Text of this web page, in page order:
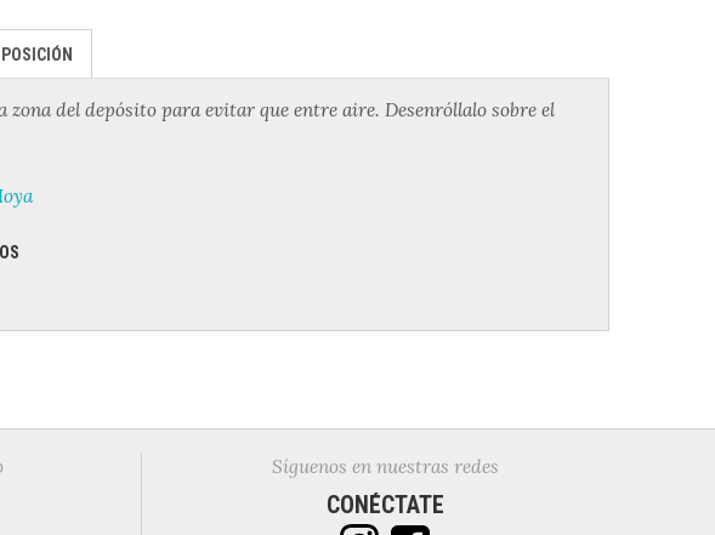
del depósito para evitar que entre aire. Desenróllalo sobre el
Síguenos en nuestras redes
CONÉCTATE